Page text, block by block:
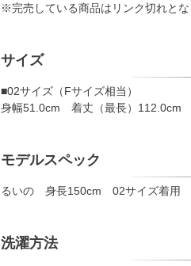
※完売している商品はリンク切れとな
サイズ
■02サイズ（Fサイズ相当）
身幅51.0cm 着丈（最長）112.0cm
モデルスペック
るいの 身長150cm 02サイズ着用
洗濯方法